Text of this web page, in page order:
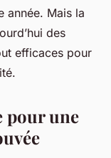
année. Mais la
des
efficaces pour
pour une